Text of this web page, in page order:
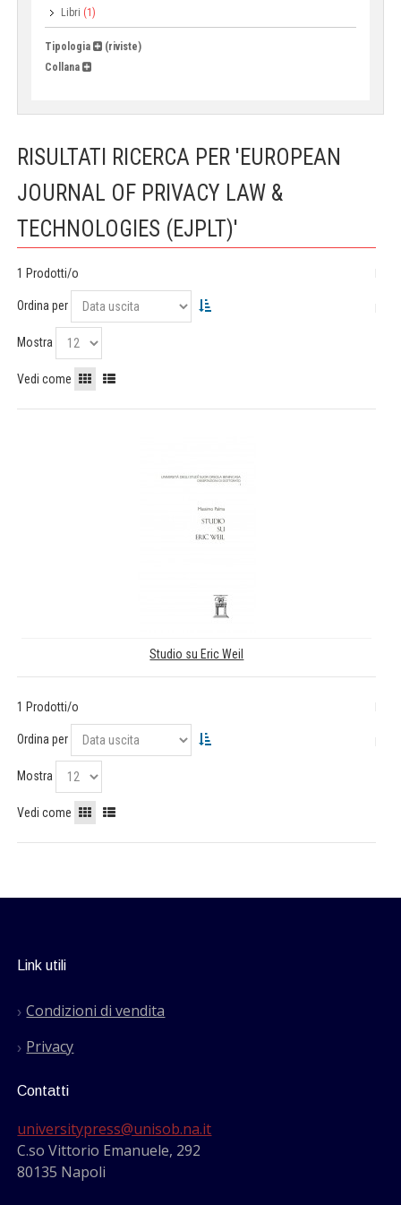
Libri (1)
Tipologia
(riviste)
Collana
RISULTATI RICERCA PER 'EUROPEAN
JOURNAL OF PRIVACY LAW &
TECHNOLOGIES (EJPLT)'
1 Prodotti/o
Ordina per
Mostra
Vedi come
Studio su Eric Weil
1 Prodotti/o
Ordina per
Mostra
Vedi come
Link utili
Condizioni di vendita
Privacy
Contatti
universitypress@unisob.na.it
C.so Vittorio Emanuele, 292
80135 Napoli